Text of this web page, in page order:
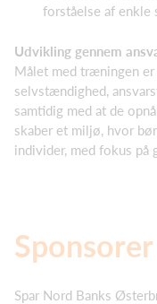
forståelse af enkle
Udvikling gennem
Målet med træningen
selvstændighed,
samtidig med at de
skaber et miljø, hvor
individer, med fokus på
Sponsorer
Spar Nord Banks